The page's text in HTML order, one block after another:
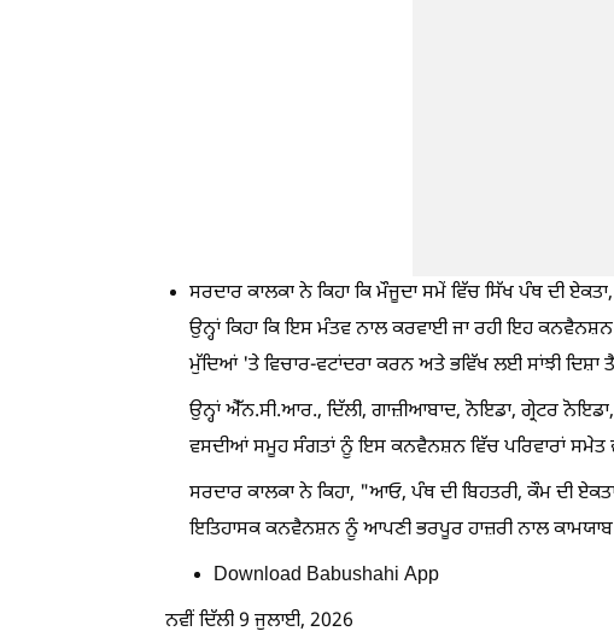
ਸਰਦਾਰ ਕਾਲਕਾ ਨੇ ਕਿਹਾ ਕਿ ਮੌਜੂਦਾ ਸਮੇਂ ਵਿੱਚ ਸਿੱਖ ਪੰਥ ਦੀ
ਉਨ੍ਹਾਂ ਕਿਹਾ ਕਿ ਇਸ ਮੰਤਵ ਨਾਲ ਕਰਵਾਈ ਜਾ ਰਹੀ ਇਹ
ਮੁੱਦਿਆਂ 'ਤੇ ਵਿਚਾਰ-ਵਟਾਂਦਰਾ ਕਰਨ ਅਤੇ ਭਵਿੱਖ ਲਈ ਸਾਂਝੀ ਦਿਸ਼ਾ
ਉਨ੍ਹਾਂ ਐੱਨ.ਸੀ.ਆਰ., ਦਿੱਲੀ, ਗਾਜ਼ੀਆਬਾਦ, ਨੋਇਡਾ, ਗ੍ਰੇਟਰ
ਵਸਦੀਆਂ ਸਮੂਹ ਸੰਗਤਾਂ ਨੂੰ ਇਸ ਕਨਵੈਨਸ਼ਨ ਵਿੱਚ ਪਰਿਵਾਰਾਂ ਸਮੇਤ
ਸਰਦਾਰ ਕਾਲਕਾ ਨੇ ਕਿਹਾ, "ਆਓ, ਪੰਥ ਦੀ ਬਿਹਤਰੀ, ਕੌਮ ਦੀ
ਇਤਿਹਾਸਕ ਕਨਵੈਨਸ਼ਨ ਨੂੰ ਆਪਣੀ ਭਰਪੂਰ ਹਾਜ਼ਰੀ ਨਾਲ
Download Babushahi App
ਨਵੀਂ ਦਿੱਲੀ 9 ਜੁਲਾਈ, 2026